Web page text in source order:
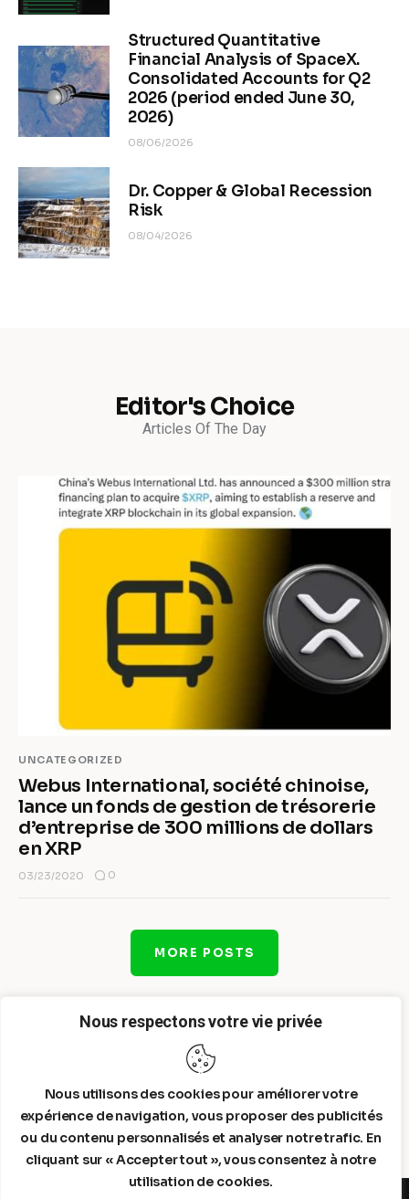
Nous respectons votre vie privée
Nous utilisons des cookies pour améliorer votre
expérience de navigation, vous proposer des publicités
ou du contenu personnalisés et analyser notre trafic. En
cliquant sur « Accepter tout », vous consentez à notre
utilisation de cookies.
Structured Quantitative
Financial Analysis of SpaceX.
Consolidated Accounts for Q2
2026 (period ended June 30,
2026)
08/06/2026
Dr. Copper & Global Recession
Risk
08/04/2026
Editor's Choice
Articles Of The Day
UNCATEGORIZED
Webus International, société chinoise,
lance un fonds de gestion de trésorerie
d’entreprise de 300 millions de dollars
en XRP
03/23/2020 0
MORE POSTS